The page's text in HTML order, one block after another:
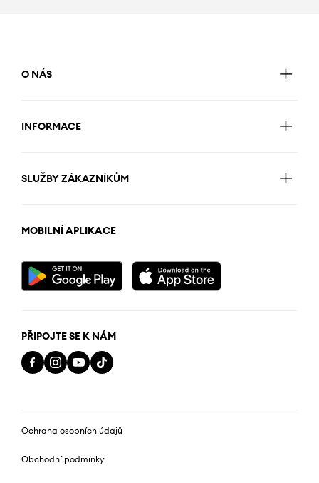
O NÁS
INFORMACE
SLUŽBY ZÁKAZNÍKŮM
MOBILNÍ APLIKACE
PŘIPOJTE SE K NÁM
Ochrana osobních údajů
Obchodní podmínky